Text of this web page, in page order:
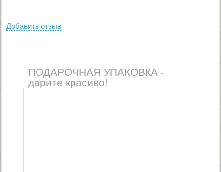
Добавить отзыв
ПОДАРОЧНАЯ УПАКОВКА -
дарите красиво!